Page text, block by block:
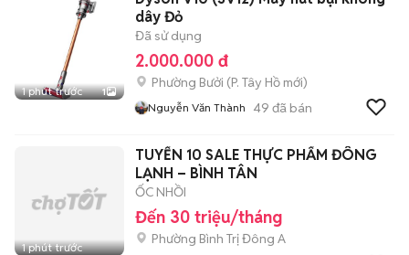
1 phút trước 1
dây Đỏ
Đã sử dụng
2.000.000 đ
Phường Bưởi (P. Tây Hồ mới)
Nguyễn Văn Thành 49 đã bán
1 phút trước
TUYỂN 10 SALE THỰC PHẨM ĐÔNG
LẠNH – BÌNH TÂN
ỐC NHỒI
Đến 30 triệu/tháng
Phường Bình Trị Đông A